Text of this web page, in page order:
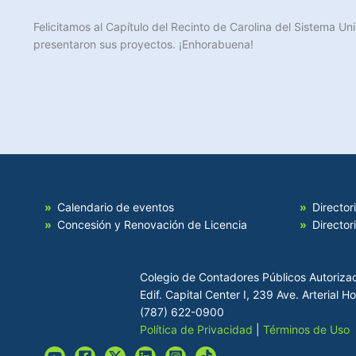
Felicitamos al Capítulo del Recinto de Carolina del Sistema
presentaron sus proyectos. ¡Enhorabuena!
Calendario de eventos
Concesión y Renovación de Licencia
Colegio de Contadores Públicos
Edif. Capital Center I, 239 Ave. Arterial
(787) 622-0900
Política de Privacidad
Términos de Uso